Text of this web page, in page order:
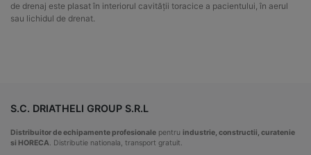
de drenaj este plasat în interiorul cavității toracice a pacientului, în aerul
sau lichidul de drenat.
S.C. DRIATHELI GROUP S.R.L
Distribuitor de echipamente profesionale pentru industrie, constructii, curatenie
si HORECA. Distributie nationala, transport gratuit.